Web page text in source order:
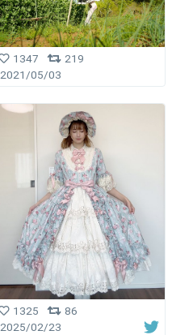
1347
219
2021/05/03
1325
86
2025/02/23